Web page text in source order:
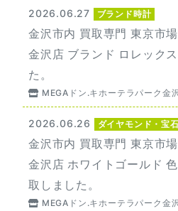
2026.06.27 ブランド時計
金沢市内 買取専門 東京市
金沢店 ブランド ロレック
た。
MEGAドン.キホーテラパーク金
2026.06.26 ダイヤモンド・宝石
金沢市内 買取専門 東京市
金沢店 ホワイトゴールド
取しました。
MEGAドン.キホーテラパーク金